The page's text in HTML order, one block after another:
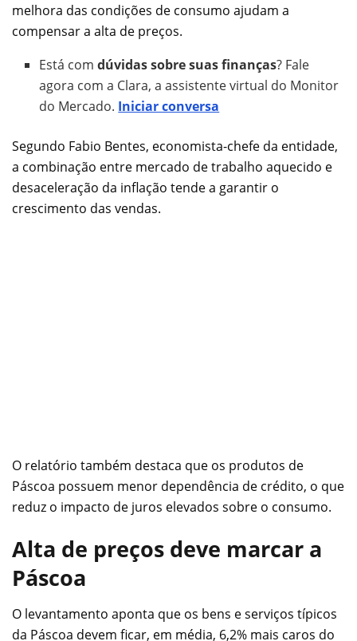
melhora das condições de consumo ajudam a
compensar a alta de preços.
Está comdúvidas sobre suas finanças? Fale
agora com a Clara, a assistente virtual do Monitor
do Mercado. Iniciar conversa
Segundo Fabio Bentes, economista-chefe da entidade,
a combinação entre mercado de trabalho aquecido e
desaceleração da inflação tende a garantir o
crescimento das vendas.
O relatório também destaca que os produtos de
Páscoa possuem menor dependência de crédito, o que
reduz o impacto de juros elevados sobre o consumo.
Alta de preços deve marcar a
Páscoa
O levantamento aponta que os bens e serviços típicos
da Páscoa devem ficar, em média, 6,2% mais caros do